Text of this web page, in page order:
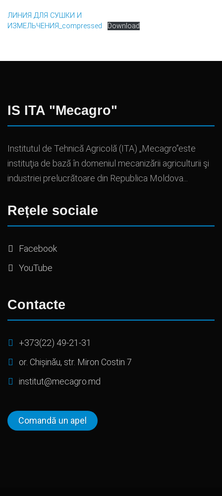
ЛИНИЯ ДЛЯ СУШКИ И
ИЗМЕЛЬЧЕНИЯ_compressed
Download
IS ITA "Mecagro"
Institutul de Tehnică Agricolă (ITA) „Mecagro”este
instituţia de bază în domeniul mecanizării agriculturii şi
industriei prelucrătoare din Republica Moldova...
Rețele sociale
Facebook
YouTube
Contacte
+373(22) 49-21-31
or. Chișinău, str. Miron Costin 7
institut@mecagro.md
Comandă un apel